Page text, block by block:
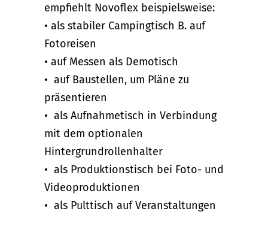
empfiehlt Novoflex beispielsweise:
• als stabiler Campingtisch B. auf
Fotoreisen
• auf Messen als Demotisch
• auf Baustellen, um Pläne zu
präsentieren
• als Aufnahmetisch in Verbindung
mit dem optionalen
Hintergrundrollenhalter
• als Produktionstisch bei Foto- und
Videoproduktionen
• als Pulttisch auf Veranstaltungen